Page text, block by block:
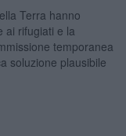
Terra hanno
ai rifugiati e la
temporanea
soluzione plausibile